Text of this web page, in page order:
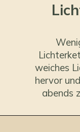
weiches
hervor
abends